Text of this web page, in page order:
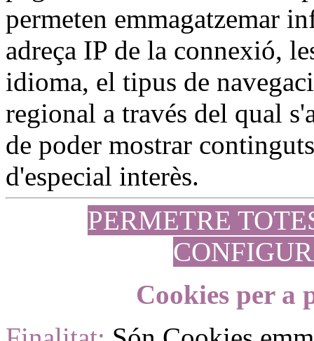
permeten emmagatzemar
adreça IP de la connexió,
idioma, el tipus de
regional a través del qual
de poder mostrar
d'especial interès.
PERMETRE
Cookies per a